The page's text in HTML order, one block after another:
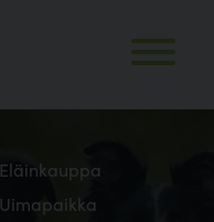
Eläinkauppa
Uimapaikka